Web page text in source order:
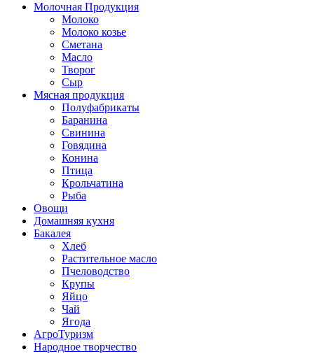
Молочная Продукция
Молоко
Молоко козье
Сметана
Масло
Творог
Сыр
Мясная продукция
Полуфабрикаты
Баранина
Свинина
Говядина
Конина
Птица
Крольчатина
Рыба
Овощи
Домашняя кухня
Бакалея
Хлеб
Растительное масло
Пчеловодство
Крупы
Яйцо
Чай
Ягода
АгроТуризм
Народное творчество